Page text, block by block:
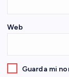
r
a
Web
Guarda mi